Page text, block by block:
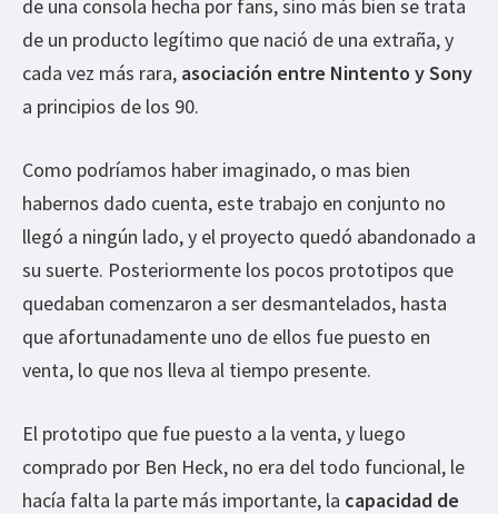
de una consola hecha por fans, sino más bien se trata
de un producto legítimo que nació de una extraña, y
cada vez más rara, asociación entre Nintento y Sony
a principios de los 90.
Como podríamos haber imaginado, o mas bien
habernos dado cuenta, este trabajo en conjunto no
llegó a ningún lado, y el proyecto quedó abandonado a
su suerte. Posteriormente los pocos prototipos que
quedaban comenzaron a ser desmantelados, hasta
que afortunadamente uno de ellos fue puesto en
venta, lo que nos lleva al tiempo presente.
El prototipo que fue puesto a la venta, y luego
comprado por Ben Heck, no era del todo funcional, le
hacía falta la parte más importante, la capacidad de